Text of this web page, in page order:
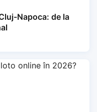
Napoca: de la